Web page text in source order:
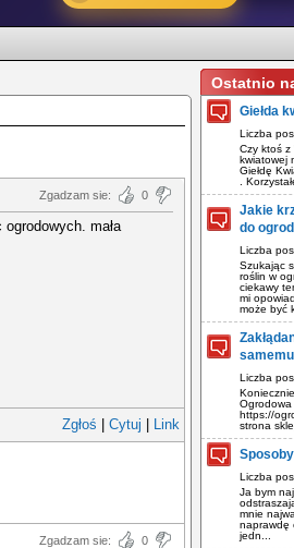
Zgadzam sie: 0
mała
Zgłoś Cytuj Link
Zgadzam sie: 0
Ostatnio
Giełda
Liczba
Czy ktoś z
kwiatowej
Giełdę
.
Jakie
do
Liczba
Szukając
roślin w
ciekawy
mi
może być
samemu
Liczba
https://
strona
Liczba
Ja bym
mnie
naprawdę
jedn...